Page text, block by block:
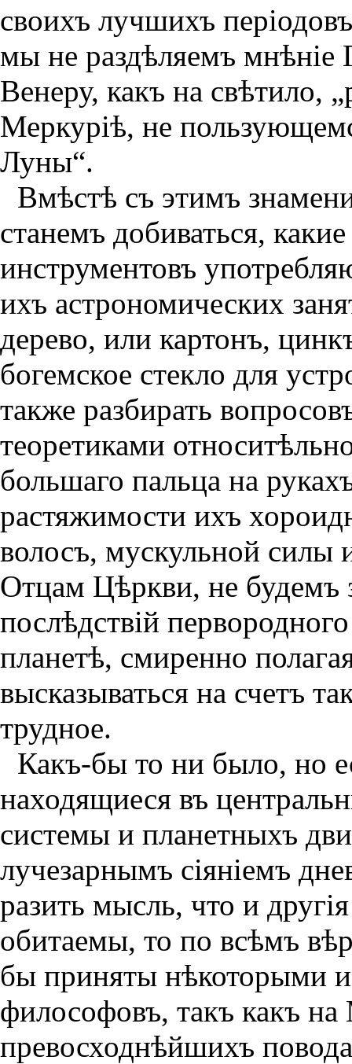
своихъ лучшихъ
мы не раздѣляемъ мнѣнiе
Венеру, какъ на свѣтило,
Меркурiѣ, не
Луны“.
Вмѣстѣ съ этимъ
станемъ добиваться,
инструментовъ
ихъ астрономических
дерево, или картонъ,
богемское стекло для
также разбирать
теоретиками
большаго пальца на
растяжимости ихъ
волосъ, мускульной силы
Отцам Цѣркви, не будемъ
послѣдствiй
планетѣ, смиренно
высказываться на счетъ
трудное.
Какъ-бы то ни было, но
находящиеся въ
системы и планетныхъ
лучезарнымъ сiянiемъ
разить мысль, что и
обитаемы, то по всѣмъ
бы приняты нѣкоторыми
философовъ, такъ какъ
превосходнѣйшихъ